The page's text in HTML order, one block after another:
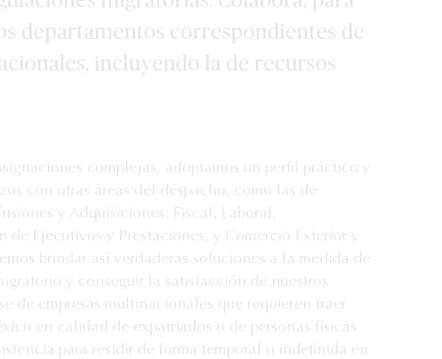
departamentos correspondientes de
incluyendo la de recursos
complejas, adoptamos un perfil práctico y
con otras áreas del despacho, como las de
y Adquisiciones; Fiscal; Laboral,
de Ejecutivos y Prestaciones, y Comercio Exterior y
brindar así verdaderas soluciones a la medida de
y conseguir la satisfacción de nuestros
de empresas multinacionales que requieren traer
en calidad de expatriados o de personas físicas
para residir de forma temporal o indefinida en